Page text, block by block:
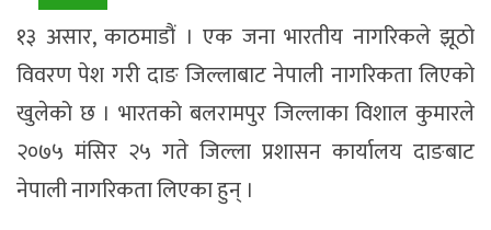
१३ असार, काठमाडौं । एक जना भारतीय नागरिकले झूठो
विवरण पेश गरी दाङ जिल्लाबाट नेपाली नागरिकता लिएको
खुलेको छ । भारतको बलरामपुर जिल्लाका विशाल कुमारले
२०७५ मंसिर २५ गते जिल्ला प्रशासन कार्यालय दाङबाट
नेपाली नागरिकता लिएका हुन् ।